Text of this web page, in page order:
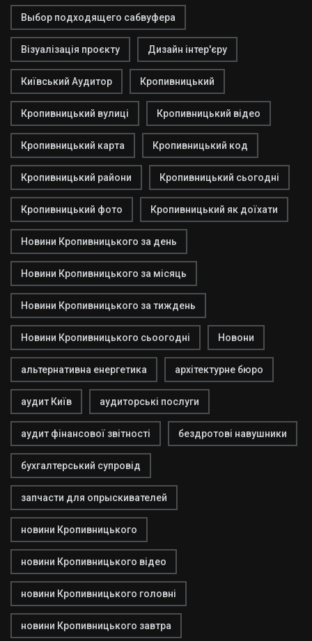
Выбор подходящего сабвуфера
Візуалізація проєкту Дизайн інтер'єру
Київський Аудитор Кропивницький
Кропивницький вулиці Кропивницький відео
Кропивницький карта Кропивницький код
Кропивницький райони Кропивницький сьогодні
Кропивницький фото Кропивницький як доїхати
Новини Кропивницького за день
Новини Кропивницького за місяць
Новини Кропивницького за тиждень
Новини Кропивницького сьоогодні Новони
альтернативна енергетика архітектурне бюро
аудит Київ аудиторські послуги
аудит фінансової звітності бездротові навушники
бухгалтерський супровід
запчасти для опрыскивателей
новини Кропивницького
новини Кропивницького відео
новини Кропивницького головні
новини Кропивницького завтра